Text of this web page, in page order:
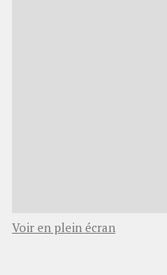
Voir en plein écran